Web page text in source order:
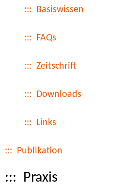
::: Basiswissen
::: FAQs
::: Zeitschrift
::: Downloads
::: Links
::: Publikation
::: Praxis